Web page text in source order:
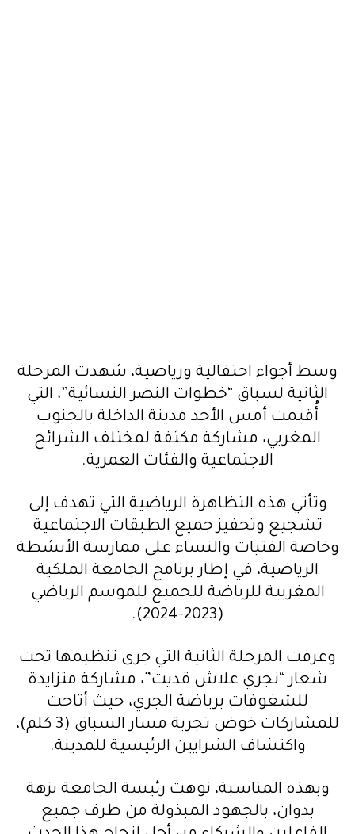
وسط أجواء احتفالية ورياضية، شهدت المرحلة
الثانية لسباق “خطوات النصر النسائية”، التي
أُقيمت أمس الأحد مدينة الداخلة بالجنوب
المغربي، مشاركة مكثفة لمختلف الشرائح
الاجتماعية والفئات العمرية.
وتأتي هذه التظاهرة الرياضية التي تهدف إلى
تشجيع وتحفيز جميع الطبقات الاجتماعية
وخاصة الفتيات والنساء على ممارسة الأنشطة
الرياضية، في إطار برنامج الجامعة الملكية
المغربية للرياضة للجميع للموسم الرياضي
(2023-2024).
وعرفت المرحلة الثانية التي جرى تنظيمها تحت
شعار “نجري علاش قديت”، مشاركة متزايدة
للشغوفات برياضة الجري، حيث أتاحت
للمشاركات خوض تجربة مسار السباق (3 كلم)،
واكتشاف الشرايين الرئيسية للمدينة.
وبهذه المناسبة، نوهت رئيسة الجامعة نزهة
بدوان، بالجهود المبذولة من طرف جميع